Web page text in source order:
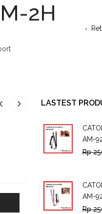
2H
LASTEST
AM-
Rp
AM-
Rp